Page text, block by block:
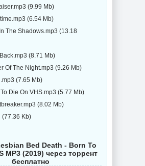
(9.99 Mb)
(6.54 Mb)
The Shadows.mp3 (13.18
(8.71 Mb)
Of The Night.mp3 (9.26 Mb)
(7.65 Mb)
Die On VHS.mp3 (5.77 Mb)
(8.02 Mb)
(77.36 Kb)
Bed Death - Born To
MP3 (2019) через торрент
бесплатно